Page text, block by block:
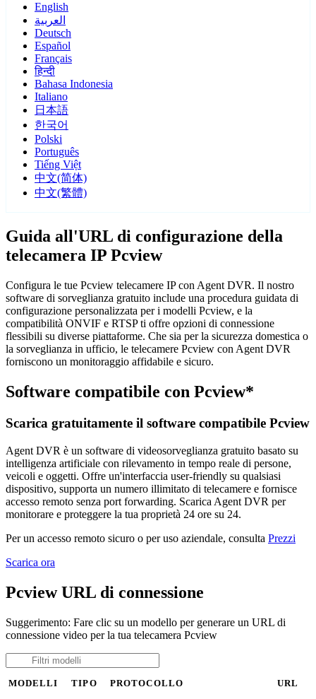
English
العربية
Deutsch
Español
Français
हिन्दी
Bahasa Indonesia
Italiano
日本語
한국어
Polski
Português
Tiếng Việt
中文(简体)
中文(繁體)
Guida all'URL di configurazione della
telecamera IP Pcview
Configura le tue Pcview telecamere IP con Agent DVR. Il nostro
software di sorveglianza gratuito include una procedura guidata di
configurazione personalizzata per i modelli Pcview, e la
compatibilità ONVIF e RTSP ti offre opzioni di connessione
flessibili su diverse piattaforme. Che sia per la sicurezza domestica o
la sorveglianza in ufficio, le telecamere Pcview con Agent DVR
forniscono un monitoraggio affidabile e sicuro.
Software compatibile con Pcview*
Scarica gratuitamente il software compatibile Pcview
Agent DVR è un software di videosorveglianza gratuito basato su
intelligenza artificiale con rilevamento in tempo reale di persone,
veicoli e oggetti. Offre un'interfaccia user-friendly su qualsiasi
dispositivo, supporta un numero illimitato di telecamere e fornisce
accesso remoto senza port forwarding. Scarica Agent DVR per
monitorare e proteggere la tua proprietà 24 ore su 24.
Per un accesso remoto sicuro o per uso aziendale, consulta Prezzi
Scarica ora
Pcview URL di connessione
Suggerimento: Fare clic su un modello per generare un URL di
connessione video per la tua telecamera Pcview
MODELLI TIPO PROTOCOLLO URL